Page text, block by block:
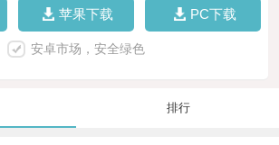
苹果下载 PC下载
安卓市场，安全绿色
排行